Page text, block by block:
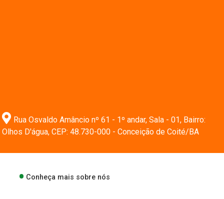
Rua Osvaldo Amâncio nº 61 - 1º andar, Sala - 01, Bairro:
Olhos D'água, CEP: 48.730-000 - Conceição de Coité/BA
Conheça mais sobre nós